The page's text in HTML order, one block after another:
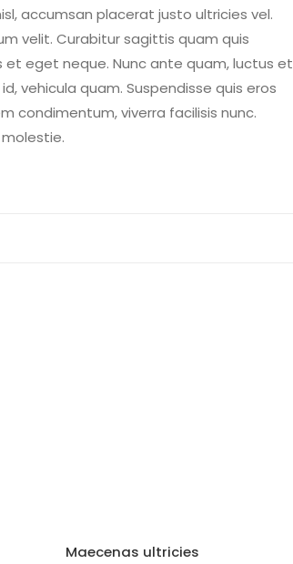
accumsan placerat justo ultricies vel.
velit. Curabitur sagittis quam quis
eget neque. Nunc ante quam, luctus et
vehicula quam. Suspendisse quis eros
condimentum, viverra facilisis nunc.
Maecenas ultricies